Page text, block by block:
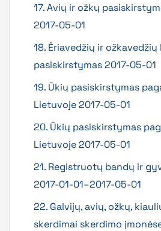
17. Avių ir ožkų
2017-05-01
18. Ėriavedžių ir
pasiskirstymas 2017-05-01
19. Ūkių pasiskirstymas
Lietuvoje 2017-05-01
20. Ūkių pasiskirstymas
Lietuvoje 2017-05-01
21. Registruotų bandų ir
2017-01-01–2017-05-01
22. Galvijų, avių, ožkų,
skerdimai skerdimo